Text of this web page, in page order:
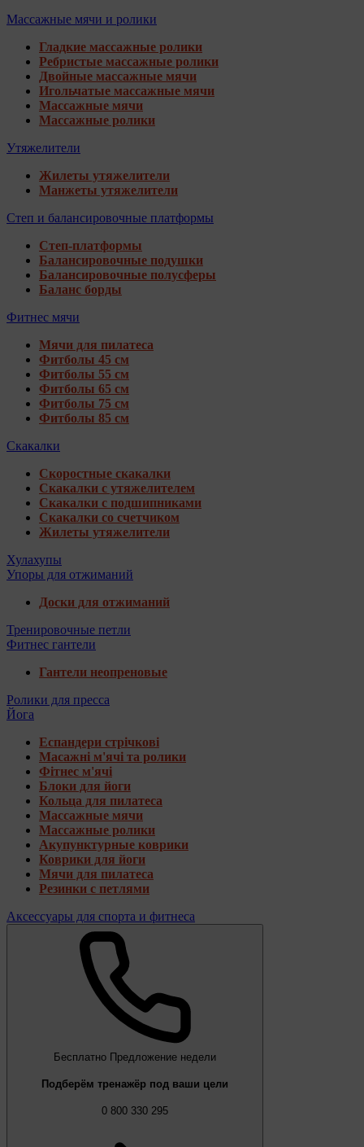
Массажные мячи и ролики
Гладкие массажные ролики
Ребристые массажные ролики
Двойные массажные мячи
Игольчатые массажные мячи
Массажные мячи
Массажные ролики
Утяжелители
Жилеты утяжелители
Манжеты утяжелители
Степ и балансировочные платформы
Степ-платформы
Балансировочные подушки
Балансировочные полусферы
Баланс борды
Фитнес мячи
Мячи для пилатеса
Фитболы 45 см
Фитболы 55 см
Фитболы 65 см
Фитболы 75 см
Фитболы 85 см
Скакалки
Скоростные скакалки
Скакалки с утяжелителем
Скакалки с подшипниками
Скакалки со счетчиком
Жилеты утяжелители
Хулахупы
Упоры для отжиманий
Доски для отжиманий
Тренировочные петли
Фитнес гантели
Гантели неопреновые
Ролики для пресса
Йога
Еспандери стрічкові
Масажні м'ячі та ролики
Фітнес м'ячі
Блоки для йоги
Кольца для пилатеса
Массажные мячи
Массажные ролики
Акупунктурные коврики
Коврики для йоги
Мячи для пилатеса
Резинки с петлями
Аксессуары для спорта и фитнеса
Бесплатно Предложение недели
Подберём тренажёр под ваши цели
0 800 330 295